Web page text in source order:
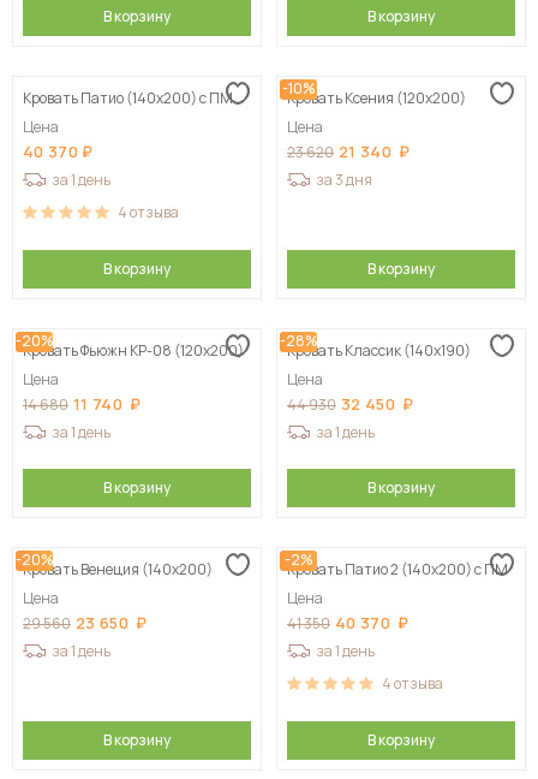
В корзину В корзину
Кровать Патио (140х200) с ПМ
Цена
40 370
за 1 день
4отзыва
В корзину
-10%
Кровать Ксения (120х200)
Цена
23 620 21 340
за 3 дня
В корзину
-20%
Кровать Фьюжн КР-08 (120х200)
Цена
14 680 11 740
за 1 день
В корзину
-28%
Кровать Классик (140х190)
Цена
44 930 32 450
за 1 день
В корзину
-20%
Кровать Венеция (140х200)
Цена
29 560 23 650
за 1 день
В корзину
-2%
Кровать Патио 2 (140х200) с ПМ
Цена
41 350 40 370
за 1 день
4отзыва
В корзину